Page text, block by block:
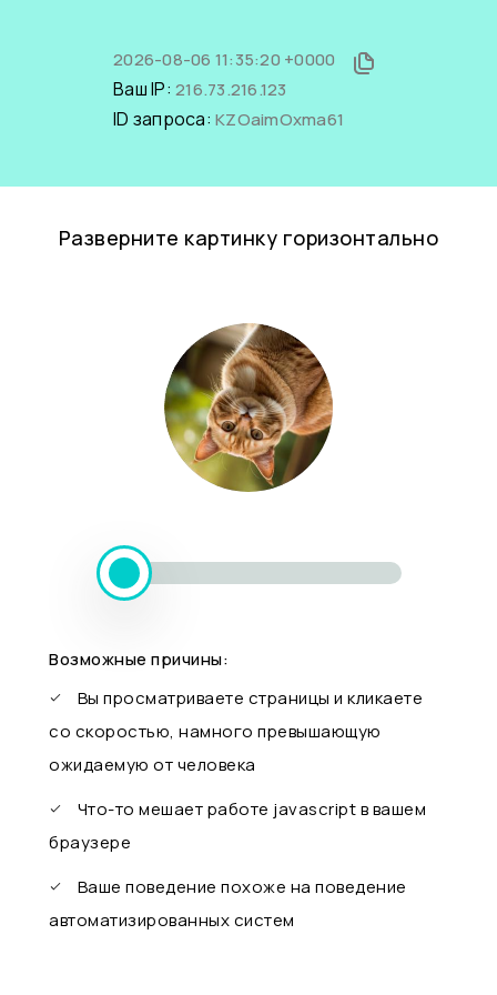
2026-08-06 11:35:20 +0000
Ваш IP: 216.73.216.123
ID запроса: KZOaimOxma61
Разверните картинку горизонтально
Возможные причины:
Вы просматриваете страницы и кликаете
со скоростью, намного превышающую
ожидаемую от человека
Что-то мешает работе javascript в вашем
браузере
Ваше поведение похоже на поведение
автоматизированных систем